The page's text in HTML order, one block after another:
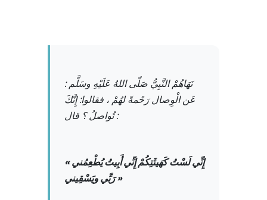
: نَهَاهُمْ النَّبِيُّ صَلّى اللهُ عَلَيْهِ وسَلَّم
عَن الْوِصال رَحْمةً لهُمْ ، فقالوا: إِنَّكَ
تُواصلُ ؟ قال :
« إِنِّي لَسْتُ كَهَيئَتِكُمْ إِنِّي أَبِيتُ يُطْعِمُني
رَبِّي ويَسْقِيني »